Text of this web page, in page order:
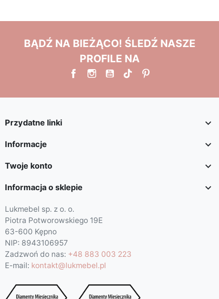
BĄDŹ NA BIEŻĄCO! ŚLEDŹ NASZE
PROFILE NA
Przydatne linki 
Informacje 
Twoje konto 
Informacja o sklepie 
Lukmebel sp. z o. o.
Piotra Potworowskiego 19E
63-600 Kępno
NIP: 8943106957
Zadzwoń do nas: +48 883 003 223
E-mail: kontakt@lukmebel.pl